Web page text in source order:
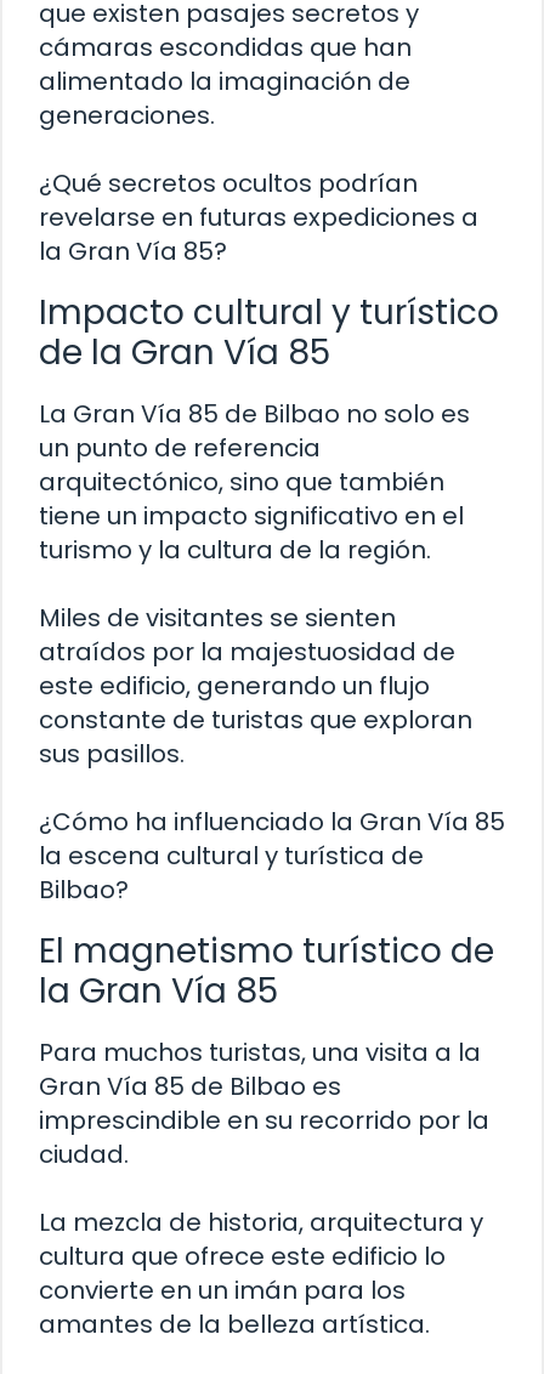
que existen pasajes secretos y
cámaras escondidas que han
alimentado la imaginación de
generaciones.
¿Qué secretos ocultos podrían
revelarse en futuras expediciones a
la Gran Vía 85?
Impacto cultural y turístico
de la Gran Vía 85
La Gran Vía 85 de Bilbao no solo es
un punto de referencia
arquitectónico, sino que también
tiene un impacto significativo en el
turismo y la cultura de la región.
Miles de visitantes se sienten
atraídos por la majestuosidad de
este edificio, generando un flujo
constante de turistas que exploran
sus pasillos.
¿Cómo ha influenciado la Gran Vía 85
la escena cultural y turística de
Bilbao?
El magnetismo turístico de
la Gran Vía 85
Para muchos turistas, una visita a la
Gran Vía 85 de Bilbao es
imprescindible en su recorrido por la
ciudad.
La mezcla de historia, arquitectura y
cultura que ofrece este edificio lo
convierte en un imán para los
amantes de la belleza artística.